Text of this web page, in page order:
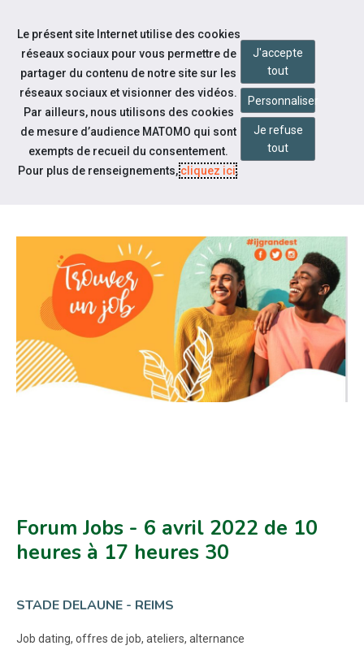
Aller au contenu
Actualités
FORUM JOBS - 6 AVRIL 2022 -
Forum Jobs - 6 avril 2022 de 10
heures à 17 heures 30
STADE DELAUNE - REIMS
Job dating, offres de job, ateliers, alternance
Le présent site Internet utilise des cookies
réseaux sociaux pour vous permettre de
partager du contenu de notre site sur les
réseaux sociaux et visionner des vidéos.
Par ailleurs, nous utilisons des cookies
de mesure d’audience MATOMO qui sont
exempts de recueil du consentement.
Pour plus de renseignements,cliquez ici.
J'accepte
tout
Personnaliser
Je refuse
tout